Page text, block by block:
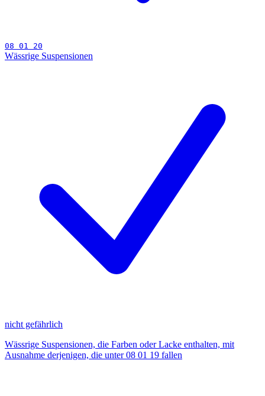
08 01 20
Wässrige Suspensionen
nicht gefährlich
Wässrige Suspensionen, die Farben oder Lacke enthalten, mit
Ausnahme derjenigen, die unter 08 01 19 fallen